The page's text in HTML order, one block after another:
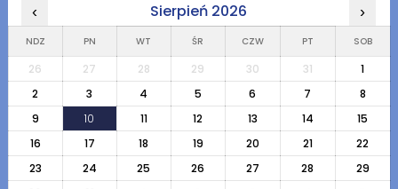
‹ Sierpień 2026 ›
NDZ PN WT ŚR CZW PT SOB
26 27 28 29 30 31
1
2
3 4 5 6 7
8
9
10 11 12 13 14
15
16
17 18 19 20 21
22
23
24 25 26 27 28
29